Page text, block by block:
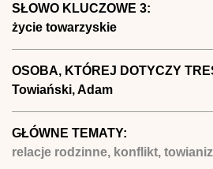
SŁOWO KLUCZOWE 3:
życie towarzyskie
OSOBA, KTÓREJ DOTYCZY
Towiański, Adam
GŁÓWNE TEMATY:
relacje rodzinne, konflikt,